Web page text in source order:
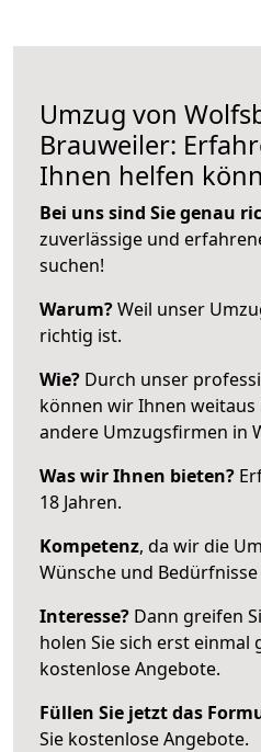
Umzug von
Brauweiler:
Ihnen helfen
Bei uns sind Sie genau
zuverlässige und
suchen!
Warum?Weil unser
richtig ist.
Wie? Durch unser
können wir Ihnen
andere Umzugsfirmen in
Was wir Ihnen bieten?
18 Jahren.
Kompetenz, da wir die
Wünsche und Bedürfnisse
Interesse? Dann greifen
holen Sie sich erst einmal
kostenlose Angebote.
Füllen Sie jetzt das
Sie kostenlose Angebote.